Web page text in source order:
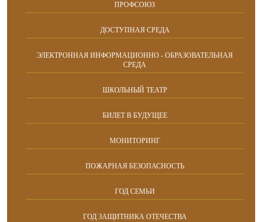
ПРОФСОЮЗ
ДОСТУПНАЯ СРЕДА
ЭЛЕКТРОННАЯ ИНФОРМАЦИОННО - ОБРАЗОВАТЕЛЬНАЯ
СРЕДА
ШКОЛЬНЫЙ ТЕАТР
БИЛЕТ В БУДУЩЕЕ
МОНИТОРИНГ
ПОЖАРНАЯ БЕЗОПАСНОСТЬ
ГОД СЕМЬИ
ГОД ЗАЩИТНИКА ОТЕЧЕСТВА